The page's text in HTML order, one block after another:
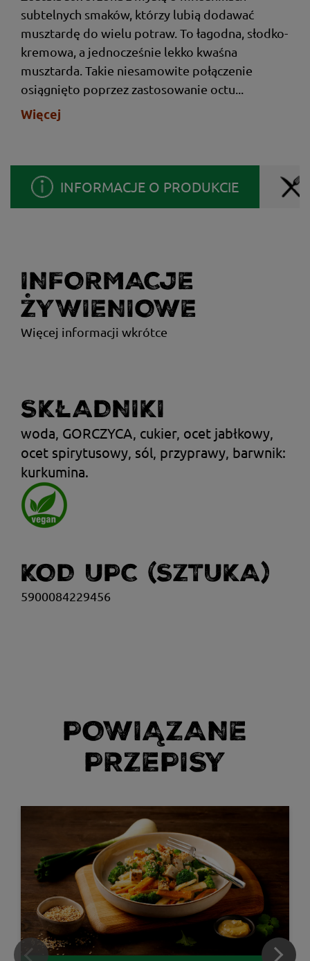
subtelnych smaków, którzy lubią dodawać
musztardę do wielu potraw. To łagodna, słodko-
kremowa, a jednocześnie lekko kwaśna
musztarda. Takie niesamowite połączenie
osiągnięto poprzez zastosowanie octu...
Więcej
INFORMACJE O PRODUKCIE
INFORMACJE
ŻYWIENIOWE
Więcej informacji wkrótce
SKŁADNIKI
woda, GORCZYCA, cukier, ocet jabłkowy,
ocet spirytusowy, sól, przyprawy, barwnik:
kurkumina.
KOD UPC (SZTUKA)
5900084229456
POWIĄZANE
PRZEPISY